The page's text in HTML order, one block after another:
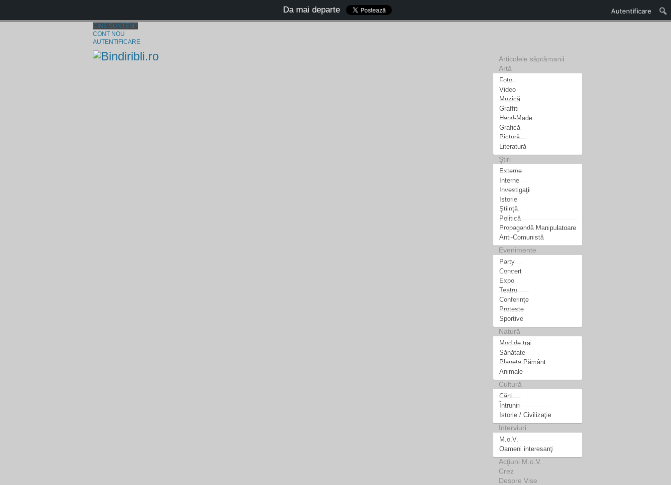
CINE SUNTEM?
CONT NOU
AUTENTIFICARE
Articolele săptămanii
Artă
Foto
Video
Muzică
Graffiti
Hand-Made
Grafică
Pictură
Literatură
Ştiri
Externe
Interne
Investigaţii
Istorie
Ştiinţă
Politică
Propagandă Manipulatoare
Anti-Comunistă
Evenimente
Party
Concert
Expo
Teatru
Conferinţe
Proteste
Sportive
Natură
Mod de trai
Sănătate
Planeta Pământ
Animale
Cultură
Cărti
Întruniri
Istorie / Civilizaţie
Interviuri
M.o.V.
Oameni interesanţi
Acţiuni M.o.V.
Crez
Despre Vise
Autentificare
Da mai departe